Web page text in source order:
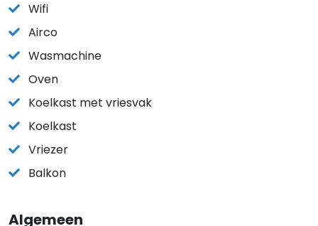
Wifi
Airco
Wasmachine
Oven
Koelkast met vriesvak
Koelkast
Vriezer
Balkon
Algemeen